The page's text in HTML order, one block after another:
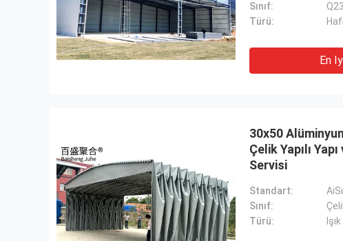
Sınıf:
Türü:
En
30x50
Çelik Yapılı
Servisi
Standart:
AiSi
Sınıf:
Türü:
Işık